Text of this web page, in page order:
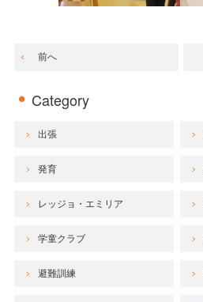
前へ
Category
出張
発育
レッジョ・エミリア
学童クラブ
避難訓練